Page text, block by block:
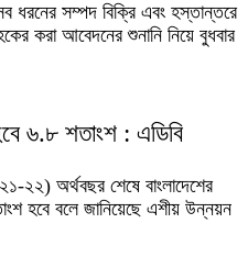
ধরনের সম্পদ বিক্রি এবং হস্তান্তরে
করা আবেদনের শুনানি নিয়ে বুধবার
৬.৮ শতাংশ : এডিবি
২২) অর্থবছর শেষে বাংলাদেশের
হবে বলে জানিয়েছে এশীয় উন্নয়ন